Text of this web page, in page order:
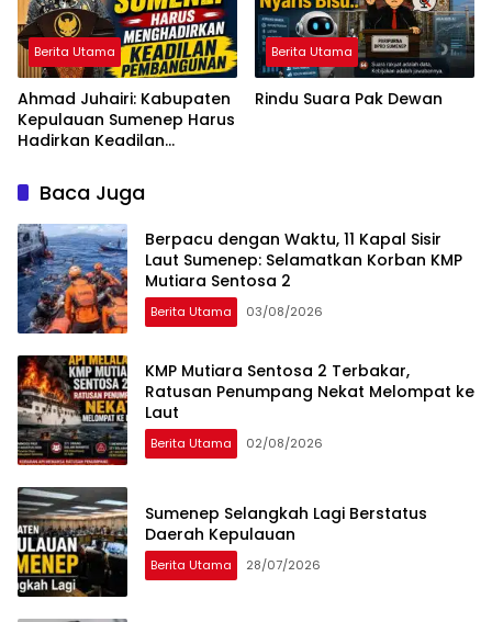
Berita Utama
Ahmad Juhairi: Kabupaten
Kepulauan Sumenep Harus
Hadirkan Keadilan
Sekadar Ganti Nama
Berita Utama
Rindu Suara Pak Dewan
Baca Juga
Berpacu dengan Waktu, 11 Kapal Sisir
Laut Sumenep: Selamatkan Korban KMP
Mutiara Sentosa 2
Berita Utama 03/08/2026
KMP Mutiara Sentosa 2 Terbakar,
Ratusan Penumpang Nekat Melompat ke
Laut
Berita Utama 02/08/2026
Sumenep Selangkah Lagi Berstatus
Daerah Kepulauan
Berita Utama 28/07/2026